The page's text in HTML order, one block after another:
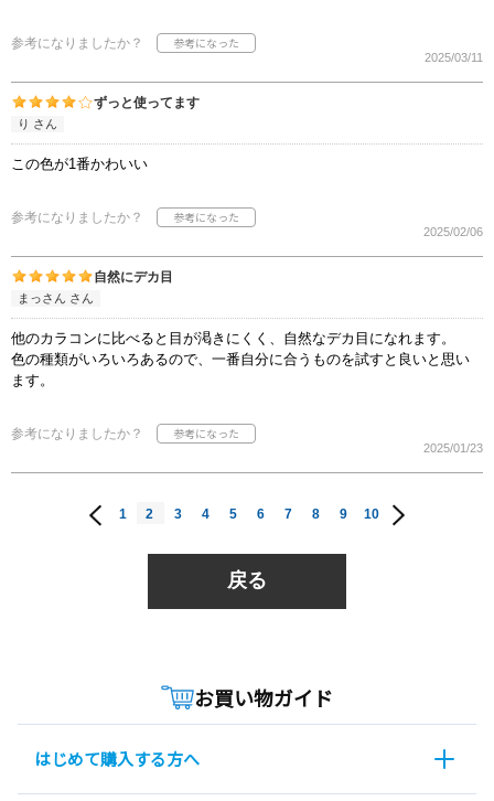
参考になりましたか？
2025/03/11
ずっと使ってます
り さん
この色が1番かわいい
参考になりましたか？
2025/02/06
自然にデカ目
まっさん さん
他のカラコンに比べると目が渇きにくく、自然なデカ目になれます。
色の種類がいろいろあるので、一番自分に合うものを試すと良いと思い
ます。
参考になりましたか？
2025/01/23
1 2 3 4 5 6 7 8 9 10
戻る
お買い物ガイド
はじめて購入する方へ